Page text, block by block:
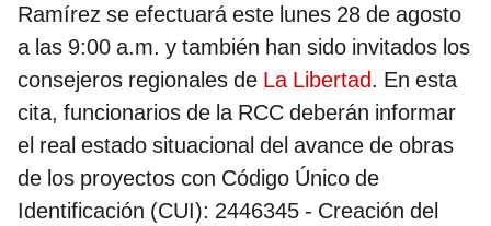
Ramírez se efectuará este lunes 28 de agosto
a las 9:00 a.m. y también han sido invitados los
consejeros regionales de La Libertad. En esta
cita, funcionarios de la RCC deberán informar
el real estado situacional del avance de obras
de los proyectos con Código Único de
Identificación (CUI): 2446345 - Creación del